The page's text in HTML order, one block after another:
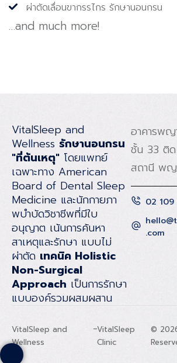
ผ่าตัดเลื่อนขากรรไกร รักษานอนกรน
…and much more!
VitalSleep and
Wellness รักษานอนกรน
"ที่ต้นเหตุ" โดยแพทย์
เฉพาะทาง American
Board of Dental Sleep
Medicine และนักกายภา
พบําบัดวิชาชีพที่มีใบ
อนุญาต เน้นการค้นหา
สาเหตุและรักษา แบบไม่
ผ่าตัด เทคนิค Holistic
Non-Surgical
Approach เป็นการรักษา
แบบองค์รวมผสมผสาน
อาคารพญ
ชั้น 33 ติ
สถานี พญ
02 109
.com
VitalSleep and
Wellness
-VitalSleep
Clinic
©